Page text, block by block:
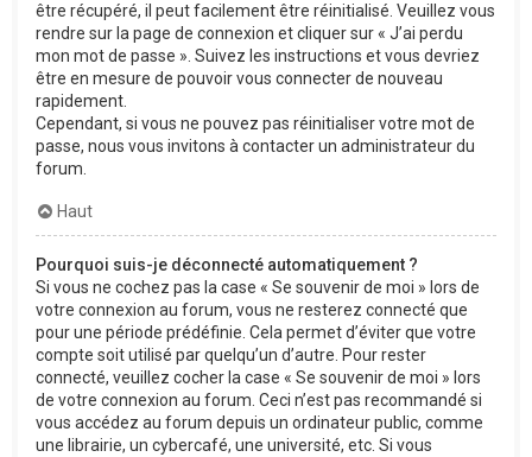
être récupéré, il peut facilement être réinitialisé. Veuillez vous
rendre sur la page de connexion et cliquer sur « J’ai perdu
mon mot de passe ». Suivez les instructions et vous devriez
être en mesure de pouvoir vous connecter de nouveau
rapidement.
Cependant, si vous ne pouvez pas réinitialiser votre mot de
passe, nous vous invitons à contacter un administrateur du
forum.
Haut
Pourquoi suis-je déconnecté automatiquement ?
Si vous ne cochez pas la case « Se souvenir de moi » lors de
votre connexion au forum, vous ne resterez connecté que
pour une période prédéfinie. Cela permet d’éviter que votre
compte soit utilisé par quelqu’un d’autre. Pour rester
connecté, veuillez cocher la case « Se souvenir de moi » lors
de votre connexion au forum. Ceci n’est pas recommandé si
vous accédez au forum depuis un ordinateur public, comme
une librairie, un cybercafé, une université, etc. Si vous